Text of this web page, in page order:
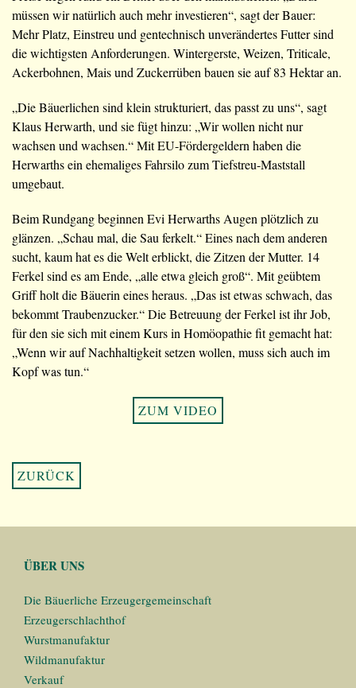
müssen wir natürlich auch mehr investieren“, sagt der Bauer:
Mehr Platz, Einstreu und gentechnisch unverändertes Futter sind
die wichtigsten Anforderungen. Wintergerste, Weizen, Triticale,
Ackerbohnen, Mais und Zuckerrüben bauen sie auf 83 Hektar an.
„Die Bäuerlichen sind klein strukturiert, das passt zu uns“, sagt
Klaus Herwarth, und sie fügt hinzu: „Wir wollen nicht nur
wachsen und wachsen.“ Mit EU-Fördergeldern haben die
Herwarths ein ehemaliges Fahrsilo zum Tiefstreu-Maststall
umgebaut.
Beim Rundgang beginnen Evi Herwarths Augen plötzlich zu
glänzen. „Schau mal, die Sau ferkelt.“ Eines nach dem anderen
sucht, kaum hat es die Welt erblickt, die Zitzen der Mutter. 14
Ferkel sind es am Ende, „alle etwa gleich groß“. Mit geübtem
Griff holt die Bäuerin eines heraus. „Das ist etwas schwach, das
bekommt Traubenzucker.“ Die Betreuung der Ferkel ist ihr Job,
für den sie sich mit einem Kurs in Homöopathie fit gemacht hat:
„Wenn wir auf Nachhaltigkeit setzen wollen, muss sich auch im
Kopf was tun.“
ZUM VIDEO
ZURÜCK
ÜBER UNS
Die Bäuerliche Erzeugergemeinschaft
Erzeugerschlachthof
Wurstmanufaktur
Wildmanufaktur
Verkauf